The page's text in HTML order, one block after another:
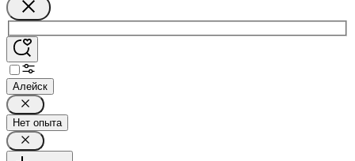
Алейск
Нет опыта